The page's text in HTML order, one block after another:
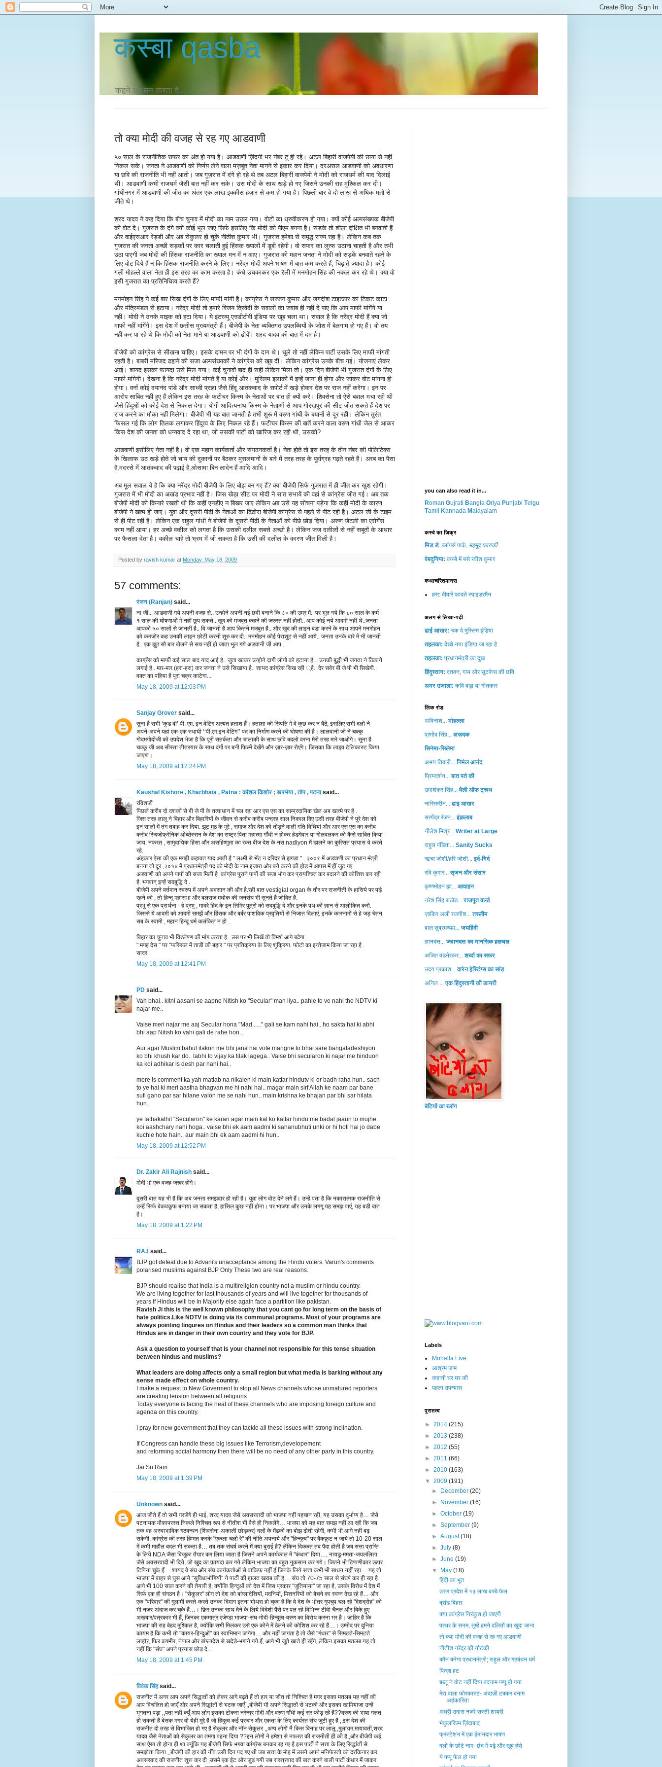
कस्‍बा qasba
कहने का मन करता है...
तो क्या मोदी की वजह से रह गए आडवाणी
५० साल के राजनीतिक सफर का अंत हो गया है। आडवाणी ज़िंदगी भर नंबर टू ही रहे। अटल बिहारी वाजपेयी की छाया से नहीं
निकल सके। जनता ने आडवाणी को निर्णय लेने वाला मज़बूत नेता मानने से इंकार कर दिया। दरअसल आडवाणी को अवधारणा
या छवि की राजनीति भी नहीं आती। जब गुज़रात में दंगे हो रहे थे तब अटल बिहारी वाजपेयी ने मोदी को राजधर्म की याद दिलाई
थी। आडवाणी कभी राजधर्म जैसी बात नहीं कर सके। उस मोदी के साथ खड़े हो गए जिसने उनकी राह मुश्किल कर दी।
गांधीनगर में आडवाणी की जीत का अंतर एक लाख इक्कीस हज़ार से कम हो गया है। पिछली बार वे दो लाख से अधिक मतो से
जीते थे।
शरद यादव ने कह दिया कि बीच चुनाव में मोदी का नाम उछल गया। वोटों का ध्रुवीकरण हो गया। क्यों कोई अल्पसंख्यक बीजेपी
को वोट दे। गुजरात के दंगे क्यों कोई भूल जाए सिर्फ इसलिए कि मोदी को पीएम बनना है। सड़के तो शीला दीक्षित भी बनवाती हैं
और वाईएसआर रेड्डी और अब सेकुलर हो चुके नीतीश कुमार भी। गुजरात हमेशा से समृद्ध राज्य रहा है। लेकिन कब तक
गुजरात की जनता अच्छी सड़कों पर कार चलाती हुई हिंसक ख्यालों में डूबी रहेगी। वो सफर का लुत्फ उठाना चाहती है और तभी
उठा पाएगी जब मोदी की हिंसक राजनीति का ख्याल मन में न आए। गुजरात की महान जनता ने मोदी को सड़कें बनवाते रहने के
लिए वोट दिये हैं न कि हिंसक राजनीति करने के लिए। नरेंद्र मोदी अपने भाषण में बात कम करते हैं, चिढ़ाते ज़्यादा है। कोई
गली मोहल्ले वाला नेता ही इस तरह का काम करता है। कंधे उचकाकर एक रैली में मनमोहन सिंह की नकल कर रहे थे। क्या वो
इसी गुजरात का प्रतिनिधित्व करते हैं?
मनमोहन सिंह ने कई बार सिख दंगों के लिए माफी मांगी है। कांग्रेस ने सज्जन कुमार और जगदीश टाइटलर का टिकट काटा
और मंत्रिमंडल से हटाया। नरेंद्र मोदी तो हमारे विजय त्रिवेदी के सवालों का जवाब ही नहीं दे पाए कि आप माफी मांगेंगे या
नहीं। मोदी ने उनके माइक को हटा दिया। ये इंटरव्यू एऩडीटीवी इंडिया पर खूब चला था। सवाल है कि नरेंद्र मोदी हैं क्या जो
माफी नहीं मांगेंगे। इस देश में छत्तीस मुख्यमंत्री हैं। बीजेपी के नेता व्यक्तिगत उपलब्धियों के जोश में बेलगाम हो गए हैं। वो तय
नहीं कर पा रहे थे कि मोदी को नेता माने या आ़डवाणी को ढोयेँ। शऱद यादव की बात में दम है।
बीजेपी को कांग्रेस से सीखना चाहिए। इसके दामन पर भी दंगों के दाग थे। धुले तो नहीं लेकिन पार्टी उसके लिए माफी मांगती
रहती है। बाबरी मस्जिद ढहाने की सजा अल्पसंख्यकों ने कांग्रेस को खूब दी। लेकिन कांग्रेस उनके बीच गई। योजनाएं लेकर
आई। शायद इसका फायदा उसे मिल गया। कई चुनावों बाद ही सही लेकिन मिला तो। एक दिन बीजेपी भी गुजरात दंगों के लिए
माफी मांगेगी। देखना है कि नरेंद्र मोदी मांगते हैं या कोई और। मुस्लिम इलाकों में इन्हें जाना ही होगा और जाकर वोट मांगना ही
होगा। वर्ना कोई दयानंद पांडे और साध्वी प्रज्ञा जैसे हिंदू आतंकवाद के सपोर्ट में खड़े होकर देश पर राज नहीं करेगा। इन पर
आरोप साबित नहीं हुए हैं लेकिन इस तरह के फटीचर किस्म के नेताओं पर बात ही क्यों करे। शिवसेना तो ऐसे बवाल मचा रही थी
जैसे हिंदुओं को कोई देश से निकाल देगा। योगी आदित्यनाथ किस्म के नेताओं से आप गोरखपुर की सीट जीत सकते हैं देश पर
राज करने का मौका नहीं मिलेगा। बीजेपी भी यह बात जानती है तभी शुरू में वरुण गांधी के बयानों से दूर रही। लेकिन तुरंत
फिसल गई कि लोग तिलक लगाकर हिंदुत्व के लिए निकल रहे हैं। फटीचर किस्म की बातें करने वाला वरुण गांधी जेल से आकर
किस देश की जनता को धन्यवाद दे रहा था, जो उसकी पार्टी को खारिज कर रही थी, उसको?
आडवाणी इसीलिए नेता नहीं है। वो एक महान कार्यकर्ता और संगठनकर्ता है। नेता होते तो इस तरह के तीन नंबर की पोलिटिक्स
के खिलाफ उठ खड़े होते जो चाय की दुकानों पर बैठकर मुसलमानों के बारे में तरह तरह के पूर्वाग्रह गढ़ते रहते हैं। अरब का पैसा
है,मदरसे में आतंकवाद की पढ़ाई है,ओसामा बिन लादेन हैं आदि आदि।
अब मूल सवाल ये है कि क्या नरेंद्र मोदी बीजेपी के लिए बोझ बन गए हैं? क्या बीजेपी सिर्फ गुजरात में ही जीत कर खुश रहेगी।
गुजरात में भी मोदी का अखंड प्रभाव नहीं है। जिस खेड़ा सीट पर मोदी ने सात सभायें की वहां से कांग्रेस जीत गई। अब तक
बीजेपी मोदी को किनारे रखती थी कि कहीं एनडीए न बिखर जाए लेकिन अब उसे यह सोचना पड़ेगा कि कहीं मोदी के कारण
बीजेपी ने खत्म हो जाए। युवा और दूसरी पीढ़ी के नेताओं का ढिंढोरा बीजेपी कांग्रेस से पहले से पीट रही है। अटल जी के टाइम
से ही पीट रही है। लेकिन एक राहुल गांधी ने बीजेपी के दूसरी पीढ़ी के नेताओं को पीछे छोड़ दिया। अरुण जेटली का एरोगेंस
काम नहीं आया। हर अच्छे वकील को लगता है कि उसकी दलील सबसे अच्छी है। लेकिन जज दलीलों से नहीं सबूतों के आधार
पर फैसला देता है। वकील चाहे तो भ्रम में जी सकता है कि उसी की दलील के कारण जीत मिली है।
Posted by ravish kumar at Monday, May 18, 2009
57 comments:
रंजन (Ranjan) said...
ना जी... आडवाणी गये अपनी वजह से.. उन्होने अपनी नई छवी बनाने कि ८० की उम्र में.. पर भूल गये कि ८० साल के कर्म
१ साल की घोषणाओं में नहीं छुप सकते.. खुद को मजबुत कहने की जरुरत नहीं होतॊ.. आप कोई नये आदमी नहीं थे..जनता
आपको ५० सालों से जानती है.. वि जानती है आप कितने मजबुत है.. और खुद की लाइन बडा करने के साथ आपने मनमोहन
को कमजोर कह उनकी लाइन छोटी करनी शुरु कर दी.. मनमोहन कोई पेराशुट से नहीं आये.. जनता उनके बारे में भी जानती
है.. एक झुठ सौ बार बोलने से सच नहीं हो जाता भुल गये अडवानी जी आप..
काग्रेंस को माफी कई साल बाद याद आई है.. जुता खाकर उन्होने दागी लोगो को हटाया है... उनकी बुद्धी भी जनता ने ठिकाने
लगाई है.. मार-मार (हरा-हरा) कर जनता ने उसे सिखाया है.. शायद कांग्रेस सिख रही ्है.. देर सवेर बी जे पी भी सिखेगी..
वक्त का पहिया है पूरा चक्र काटेगा...
May 18, 2009 at 12:03 PM
Sanjay Grover said...
सुना है सभी ‘कुड बी’ पी. एम. इन वेटिंग अत्यंत हताश हैं। हताशा की स्थिति में वे कुछ कर न बैठें, इसलिए सभी दलों ने
अपने-अपने यहां एक-एक स्थायी ‘‘पी.एम.इन वेटिंग’’ पद का निर्माण करने की घोषणा की है। लालवानी जी ने चक्कू
गोदमगोदीजी को उपदेश भेजा है कि पूरी सतर्कता और चालाकी के साथ छवि बदलो वरना मेरी तरह मारे जाओगे। सुना है
चक्कू जी अब सीस्ता तीतरयार के साथ दंगों पर बनी फिल्में देखेंगे और ज़ार-ज़ार रोएंगे। जिसका कि लाइव टेलिकास्ट किया
जाएगा।
May 18, 2009 at 12:24 PM
Kaushal Kishore , Kharbhaia , Patna : कौशल किशोर ; खरभैया , तोप , पटनाsaid...
रविशजी
पिछले करीब दो दशकों से बी जे पी के तत्वाधान में चल रहा आर एस एस का साम्प्रदायिक खेल अब खात्मे पर है .
जिस तरह लालू ने बिहार और बिहारियों के जीवन से करीब करीब पन्दरह साल निकाल दिए उसी तरह बीजेपी ने पुरे देश को
इन सालों में तंग तबाह कर दिया. झूट मुठ के मुद्दे , समाज और देश को तोड़ने वाली गति विधियां और आर एस एस का करीब
करीब स्चिजोफ्रेनिक ओब्सेस्सन के देश का राष्ट्र पिता महात्मा गाँधी न होकर हेडगेवार या गोलवलकर को कैसे साबित किया
जाय. नफरत , सामुदायिक हिंसा और असहिष्णुता का रक्त बीज देश के नस nadiyon में डालने का कुत्सित प्रयास ये करते
रहे.
अंहकार ऐसा की एक मगही कहावत याद आती है " लक्ष्मी से भेंट न दरिदर से झगडा " . २००९ में अडवाणी का प्रधान मंत्री
बनना तो दूर ,२०१४ में प्रधानमंत्री पद को मोदी के नाम इजारा और बये करने की होड़ में आपस में हीं जुट गए .
अडवाणी को अपने पापों की सजा मिली है .कांग्रेस पुराने पापों की सजा भोग कर प्रायश्चित कर बदलने की कोशिश कर रही
है. भगवान् इन्हें सदबुद्धि दे .
बीजेपी अपने वर्तमान स्वरुप में अपने अवसान की और है.रही बात vestigial organ के तौर पर राजनीती के हासिये पर पड़े
रहने की , तो हिन्दू महासभा और बलराज मधोक की जनसंघ भी सुनते है जीवित है.
प्रभु से एक प्रार्थना - हे प्रभु , मादरे हिंद के इन तिमिर पुत्रों को सदबुद्धि दें और इनके पथ को ज्ञान से आलोकित करो.
जिससे ये आदमी को आदमी समझें और हिंसक और बर्बर पाशविक प्रवृतियों से निजात दिलाएं. इनके कारनामों से हे जड़ चेतन
सब के स्वामी , महान हिन्दू धर्म कलंकित न हो .
बिहार का चुनाव भी विश्लेषण की मांग करता है . उस पर भी लिखें तो विमर्श आगे बढेगा .
" मगह देस " पर "फस्सिल में ताडी की बहार " पर प्रतिक्रया के लिए शुक्रिया. फोटो का इन्तेजाम किया जा रहा है .
सादर
May 18, 2009 at 12:41 PM
PD said...
Vah bhai.. kitni aasani se aapne Nitish ko "Secular" man liya.. pahle to ve nahi the NDTV ki
najar me..
Vaise meri najar me aaj Secular hona "Mad......" gali se kam nahi hai.. ho sakta hai ki abhi
bhi aap Nitish ko vahi gali de rahe hon..
Aur agar Muslim bahul ilakon me bhi jana hai vote mangne to bhai sare bangaladeshiyon
ko bhi khush kar do.. tabhi to vijay ka tilak lagega.. Vaise bhi secularon ki najar me hinduon
ka koi adhikar is desh par nahi hai..
mere is comment ka yah matlab na nikalen ki main kattar hindutv ki or badh raha hun.. sach
to ye hai ki meri aastha bhagvan me hi nahi hai.. magar main sirf Allah ke naam par bane
sufi gano par sar hilane valon me se nahi hun.. main krishna ke bhajan par bhi sar hilata
hun..
ye tathakathit "Secularon" ke karan agar main kal ko kattar hindu me badal jaaun to mujhe
koi aashchary nahi hoga.. vaise bhi ek aam aadmi ki sahanubhuti unki or hi hoti hai jo dabe
kuchle hote hain.. aur main bhi ek aam aadmi hi hun..
May 18, 2009 at 12:52 PM
Dr. Zakir Ali Rajnish said...
मोदी भी एक वजह जरूर होंगे।
दूसरी बात यह भी है कि अब जनता समझदार हो रही है। युवा लोग वोट देने लगे हैं। उन्‍हें पता है कि नकारात्‍मक राजनीति से
उन्‍हें सिर्फ बेकवकूफ बनाया जा सकता है, हासिल कुछ नहीं होना। पर भाजपा और उनके लगगू यह समझ पाएं, यह बडी बात
है।
May 18, 2009 at 1:22 PM
RAJ said...
BJP got defeat due to Advani's unacceptance among the Hindu voters. Varun's comments
polarised muslims against BJP Only These two are real reasons.
BJP should realise that India is a multireligion country not a muslim or hindu country.
We are living together for last thousands of years and will live together for thousands of
years if Hindus will be in Majority else again face a partition like pakistan.
Ravish Ji this is the well known philosophy that you cant go for long term on the basis of
hate politics.Like NDTV is doing via its communal programs. Most of your programs are
always pointing fingures on Hindus and their leaders so a common man thinks that
Hindus are in danger in their own country and they vote for BJP.
Ask a question to yourself that Is your channel not responsible for this tense situation
between hindus and muslims?
What leaders are doing affects only a small region but what media is barking without any
sense made effect on whole country.
I make a request to New Goverment to stop all News channels whose unmatured reporters
are creating tension between all religions.
Today everyone is facing the heat of these channels who are imposing foreign culture and
agenda on this country.
I pray for new government that they can tackle all these issues with strong inclination.
If Congress can handle these big issues like Terrorism,developement
and reforming social harmony then there will be no need of any other party in this country.
Jai Sri Ram.
May 18, 2009 at 1:39 PM
Unknown said...
आज जीते हैं तो सभी गरजेंगे ही भाई, शरद यादव जैसे अवसरवादी को भाजपा नहीं पहचान रही, यह उसका दुर्भाग्य है… जैसे
पटनायक मौकापरस्त निकले निश्चित रूप से नीतीश भी वैसे ही निकलेंगे… भाजपा को यह बात समझ नहीं आ रही कि जब
तक वह अस्वाभाविक गठबन्धन (शिवसेना-अकाली छोड़कर) दलों के मेंढकों का बोझ ढोती रहेगी, कभी भी आगे नहीं बढ़
सकेगी, कांग्रेस की तरह हिम्मत करके "एकला चलो रे" की नीति अपनाये और "हिन्दुत्व" पर बैकफ़ुट न जाये तो 10-20 साल
में कभी माहौल बदल भी सकता है… तब तक संघर्ष करने में क्या बुराई है? लेकिन दिक्कत तब पैदा होती है जब सत्ता प्राप्ति
के लिये NDA जैसा बिजूका तैयार कर लिया जाता है जिसने अपने कार्यकाल में "कंधार" दिया…, नायडू-ममता-जयललिता
जैसे अवसरवादी भी दिये, जो खुद का फ़ायदा कर गये लेकिन भाजपा का बहुत नुकसान कर गये। जितने भी टिप्पणीकार ऊपर
टिपिया चुके हैं… शायद वे संघ और संघ कार्यकर्ताओं से वाकिफ़ नहीं हैं जिनके लिये सत्ता कभी भी साधन नहीं रहा… यह तो
भाजपा में बाहर से घुस आये "सुविधाभोगियों" ने पार्टी की हालत खराब की है… संघ तो 70-75 साल से संघर्ष कर ही रहा है
आगे भी 100 साल करने की तैयारी है, क्योंकि हिन्दुओं को देश में जिस प्रकार "जुतियाया" जा रहा है, उसके विरोध में देश में
सिर्फ़ एक ही संगठन है। "सेकुलर" लोग तो देश को बांग्लादेशियों, मदनियों, मिशनरियों को बेचने का स्वप्न देख रहे हैं… और
एक "परिवार" की गुलामी करते-करते उनका दिमाग इतना भोथरा हो चुका है कि वे देश के भीतर गुपचुप चल रहे "देशद्रोह" को
भी नज़र-अंदाज़ कर चुके हैं…। फ़िर उनका साथ देने के लिये विदेशी पैसे पर पल रहे विभिन्न टीवी चैनल और बिके हुए
अखबार/पत्रकार भी हैं, जिनका एकमात्र एजेण्डा भाजपा-संघ-मोदी-हिन्दुत्व-वरुण का विरोध करना भर है। ज़ाहिर है कि
भाजपा की राह बेहद मुश्किल है, क्योंकि सभी मिलकर उसे एक कोने में ठेलने की कोशिश कर रहे हैं…। उम्मीद पर दुनिया
कायम है कि कभी तो "कायर-हिन्दुओं" का स्वाभिमान जागेगा… और नहीं जागता है तो जैसे "गंधार" से सिमटते-सिमटते
लाहौर, फ़िर कश्मीर, नेपाल और बांग्लादेश से खदेड़े-भगाये गये हैं, आगे भी जूते खाते ही रहेंगे, लेकिन इसका मतलब यह तो
नहीं कि "संघ" अपने प्रयास छोड़ दे…
May 18, 2009 at 1:45 PM
विवेक सिंहsaid...
राजनीत मैं अगर आप अपने सिद्धातों को लेकर आगे बढ़ते हैं तो हार या जीत तो निश्चित है मगर इसका मतलब यह नहीं की
आप विचलित हो जाएँ और अपने सिद्धांतों से भटक जाएँ ,,बीजेपी भी अपने सिद्धातों से भटकी और इसका खामियाजा उन्हें
भुगतना पड़ा ,,पता नहीं क्यूँ आप लोग इसका टोकरा नरेन्द्र मोदी और वरुण गाँधी कई सर फोड़ रहें हैं??वरुण की भाषा गलत
हो सकती है बेसक मगर वो येही मुद्दे है जो हिंदुत्व कई प्रचार और एकता के लिए कार्यरत संघ जुटी हुए है ,,इस देश की
राजनीत दो तरह से विभाजित हो गए है सेकुलर और नॉन सेकुलर ,,अप्प लोगों नै किस बिनाह पर लालू ,मुलायम,मायावती,शरद
यादव जैसे नेताओं को सेकुलर का तमगा पहना दिया ??इन लोगों ने हमेशा से नफरत की राजनीती ही की है,,और बीजेपी कई
साथ ऐसा तो होना ही था क्यूंकि यह बीजेपी सिर्फ भगवा कांग्रेस बनकर रह गए है इस पार्टी नै सत्ता के लिए सिद्धांतों से
समझोता किया ,,बीजेपी की हार की नींव उसी दिन पद गए थी जब सत्ता के मोह मैं उसने अपने मनिफेस्तो को दरकिनार कर
अवसरवाद की राजनीत शुरू कर दी ,उसमे एक ईंट और जुड़ गयी जब रास्त्रवाद की बात करने वाली पार्टी कंधार मैं जाकर
you can also read it in...
Roman Gujrati Bangla Oriya Punjabi Telgu
Tamil Kannada Malayalam
कस्‍बे का ज़ि‍क्र
मिड डे: ब्‍लॉगर्स पार्क, महमूद फारुकी
वेबदुनिया: कस्‍बे में बसे रवीश कुमार
कथाचरितमानस
हंस: दीवारें फांदते स्‍पाइडरमैन
अलग से लिखा-पढ़ी
ढाई आखर: चक दे मुस्लिम इंडिया
तहलका: देखो नया इंडिया जा रहा है
तहलका: प्रधानमंत्री का दुख
हिंदुस्‍तान: दतवन, गाय और सूटकेस की छवि
अमर उजाला: कवि बड़ा या गीतकार
लिंक रोड
अविनाश... मोहल्‍ला
प्रमोद सिंह... अज़दक
सिनेमा-सिलेमा
अभय तिवारी... निर्मल आनंद
प्रियदर्शन... बात पते की
उमाशंकर सिंह... वैली ऑफ ट्रूथ
नासिरुद्दीन... ढाइ आखर
सत्‍येंद्र रंजन... इंक़लाब
नीलेश मिश्र... Writer at Large
राहुल पंडिता... Sanity Sucks
ऋचा जोशी/हरि जोशी... इर्द-गिर्द
रवि कुमार... सृजन और संसार
कृष्णमोहन झा... आवाहन
नरेश सिंह राठौड़... राजपूत वर्ल्ड
ज़ाकिर अली रजनीश... तस्लीम
बाल सुब्रमण्यम... जयहिंदी
ज्ञानदत्त... ज्ञानदत्त का मानसिक हलचल
अजित वडनेरकर... शब्दों का सफर
उदय प्रकाश... वारेन हेस्टिंग्स का सांड़
अनिल ... एक हिंदुस्तानी की डायरी
बेटियों का ब्‍लॉग
Labels
Mohalla Live
आश्रम जाम
कहानी घर घर की
पहला उपन्‍यास
पुरातत्व
► 2014 (215)
► 2013 (238)
► 2012 (55)
► 2011 (66)
► 2010 (163)
▼ 2009 (191)
►
December(20)
►
November(16)
►October(19)
►September(9)
►August(18)
►July(8)
►June(19)
▼
May(18)
हिंदी का भूत
उत्तर प्रदेश में १३ लाख बच्चे फेल
ब्रांड बिहार
क्या कांग्रेस निरंकुश हो जाएगी
पत्थर के सनम, तुम्हें हमने दलितों का खुदा जाना
तो क्या मोदी की वजह से रह गए आडवाणी
नीतीश नरेंद्र की नौटंकी
कौन बनेगा प्रधानमंत्री; राहुल और गठबंधन धर्म
पित्ज़ा हट
बब्लू ने वोट नहीं दिया बदनाम पप्पू हो गया
मेरा वाला फोरकास्ट- अंदाज़ी टक्कर बनाम
अहंकारिता
अधूरी उदास नज़्में-सस्ती शायरी
भेकुलरिज़्म ज़िंदाबाद
फ्रस्टेशन में एक ईमानदार भाषण
दलों के छोटे नाम- छंद में पढ़े और खूब हंसे
ये पप्पू फेल हो गया